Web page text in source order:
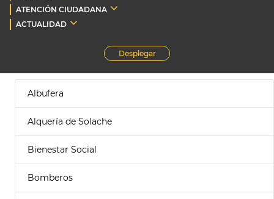
ATENCIÓN CIUDADANA
ACTUALIDAD
Desplegar
Albufera
Alquería de Solache
Bienestar Social
Bomberos